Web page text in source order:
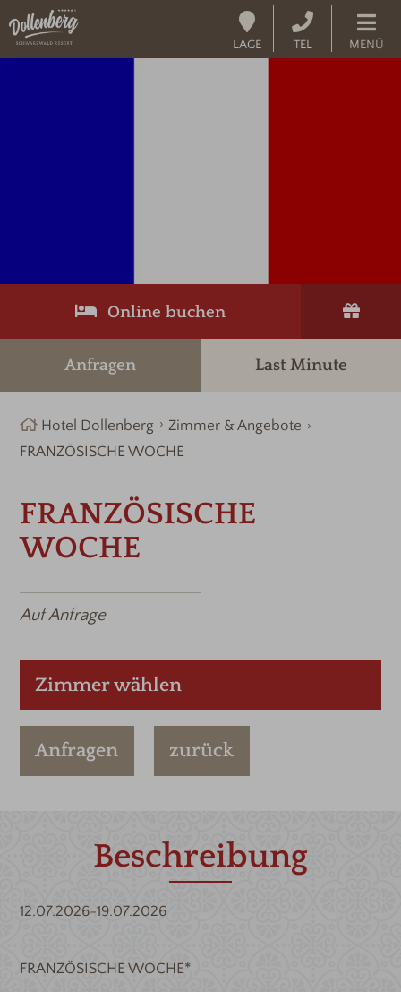
LAGE TEL MENÜ
Online buchen
Anfragen Last Minute
Hotel Dollenberg
Zimmer & Angebote
FRANZÖSISCHE WOCHE
FRANZÖSISCHE
WOCHE
Auf Anfrage
Zimmer wählen
Anfragen zurück
Beschreibung
12.07.2026-19.07.2026
FRANZÖSISCHE WOCHE*